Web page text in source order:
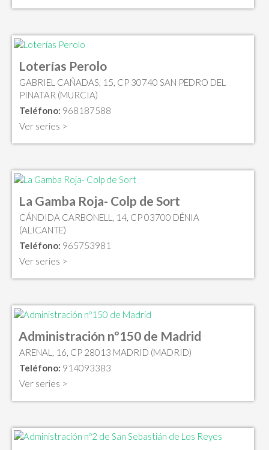
Loterías Perolo
GABRIEL CAÑADAS, 15, CP 30740 SAN PEDRO DEL
PINATAR (MURCIA)
Teléfono: 968187588
Ver series >
La Gamba Roja- Colp de Sort
CÁNDIDA CARBONELL, 14, CP 03700 DÉNIA
(ALICANTE)
Teléfono: 965753981
Ver series >
Administración nº150 de Madrid
ARENAL, 16, CP 28013 MADRID (MADRID)
Teléfono: 914093383
Ver series >